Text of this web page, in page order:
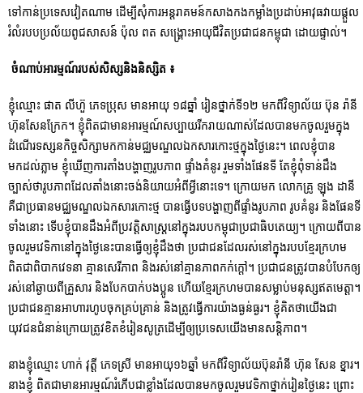
ទៅកាន់ប្រទេសវៀតណាម ដើម្បីសុំការអន្តរាគមន៍កសាងកងកម្លាំងប្រដាប់អាវុធវាយផ្តួល
រំលំរបបប្រល័យពូជសាសន៍ ប៉ុល ពត សង្គ្រោះអាយុជីវិតប្រជាជនកម្ពុជា ដោយផ្ទាល់។
ចំណាប់អារម្មណ៍របស់សិស្សនិងនិស្សិត ៖
ខ្ញុំឈ្មោះ ផាត លីហ៊ួ ភេទប្រុស មានអាយុ ១៨ឆ្នាំ រៀនថ្នាក់ទី១២ មកពីវិទ្យាល័យ ប៊ុន រ៉ានី
ហ៊ុនសែនក្រែក។ ខ្ញុំពិតជាមានអារម្មណ៍សប្បាយរីករាយណាស់ដែលបានមកចូលរួមក្នុង
ដំណើរទស្សនកិច្ចសិក្សាមកកាន់មជ្ឈមណ្ឌលឯកសារកោះថ្មក្នុងថ្ងៃនេះ។ ពេលខ្ញុំបាន
មកដល់ភ្លាម ខ្ញុំឃើញការតាំងបង្ហាញរូបភាព ផ្ទាំងគំនូរ រួមទាំងផែនទី តែខ្ញុំពុំទាន់ដឹង
ច្បាស់ថារូបភាពដែលតាំងនោះចង់និយាយអំពីអ្វីនោះទេ។ ក្រោយមក លោកគ្រូ ឡុង ដានី
គឺជាប្រធានមជ្ឈមណ្ឌលឯកសារកោះថ្ម បានធ្វើបទបង្ហាញពីផ្ទាំងរូបភាព រូបគំនូរ និងផែនទី
ទាំងនោះ ទើបខ្ញុំបានដឹងអំពីប្រវត្តិសាស្រ្តនៅក្នុងរបបកម្ពុជាប្រជាធិបតេយ្យ។ ក្រោយពីបាន
ចូលរួមវេទិកានៅក្នុងថ្ងៃនេះបានធ្វើឲ្យខ្ញុំដឹងថា ប្រជាជនដែលរស់នៅក្នុងរបបខ្មែរក្រហម
ពិតជាពិបាកវេទនា គ្មានសេរីភាព និងរស់នៅគ្មានភាពកក់ក្ដៅ។ ប្រជាជនត្រូវបានបំបែកឲ្យ
រស់នៅឆ្ងាយពីគ្រួសារ និងបែកបាក់បងប្អូន ហើយខ្មែរក្រហមបានសម្លាប់មនុស្សឥតមេត្តា។
ប្រជាជនគ្មានអាហារហូបចុកគ្រប់គ្រាន់ និងត្រូវធ្វើការយ៉ាងធ្ងន់ធ្ងរ។ ខ្ញុំគិតថាយើងជា
យុវជនជំនាន់ក្រោយត្រូវខិតខំរៀនសូត្រដើម្បីឲ្យប្រទេសយើងមានសន្តិភាព។
នាងខ្ញុំឈ្មោះ ហាក់ វុត្តី ភេទស្រី មានអាយុ១៦ឆ្នាំ មកពីវិទ្យាល័យប៊ុនរ៉ានី ហ៊ុន សែន ខ្នារ។
នាងខ្ញុំ ពិតជាមានអារម្មណ៍រំភើបជាខ្លាំងដែលបានមកចូលរួមវេទិកាថ្នាក់រៀនថ្ងៃនេះ ព្រោះ